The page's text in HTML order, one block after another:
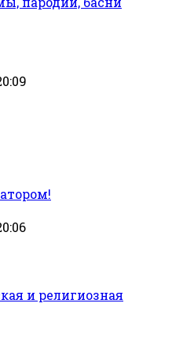
и религиозная